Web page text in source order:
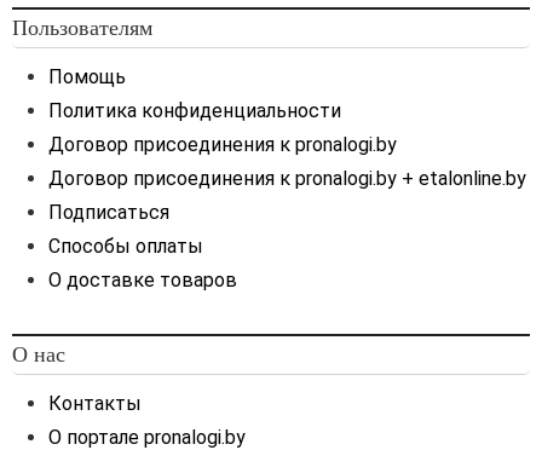
судно внутреннего
смешанного (река — море)
судно, воздушное судно,
используемые при
того, транспортное
Пользователям
Помощь
Политика конфиденциальности
Договор присоединения к pronalogi.by
Договор присоединения к pronalogi.by + etalonline.by
Подписаться
Способы оплаты
О доставке товаров
О нас
Контакты
О портале pronalogi.by